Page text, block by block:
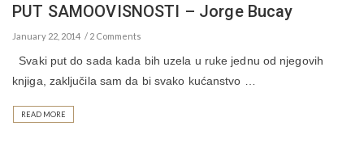
PUT SAMOOVISNOSTI – Jorge Bucay
January 22, 2014 2 Comments
Svaki put do sada kada bih uzela u ruke jednu od njegovih
knjiga, zaključila sam da bi svako kućanstvo …
READ MORE